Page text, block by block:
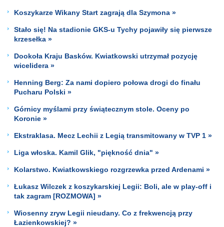
Koszykarze Wikany Start zagrają dla Szymona »
Stało się! Na stadionie GKS-u Tychy pojawiły się pierwsze
krzesełka »
Dookoła Kraju Basków. Kwiatkowski utrzymał pozycję
wicelidera »
Henning Berg: Za nami dopiero połowa drogi do finału
Pucharu Polski »
Górnicy myślami przy świątecznym stole. Oceny po
Koronie »
Ekstraklasa. Mecz Lechii z Legią transmitowany w TVP 1 »
Liga włoska. Kamil Glik, "piękność dnia" »
Kolarstwo. Kwiatkowskiego rozgrzewka przed Ardenami »
Łukasz Wilczek z koszykarskiej Legii: Boli, ale w play-off i
tak zagram [ROZMOWA] »
Wiosenny zryw Legii nieudany. Co z frekwencją przy
Łazienkowskiej? »